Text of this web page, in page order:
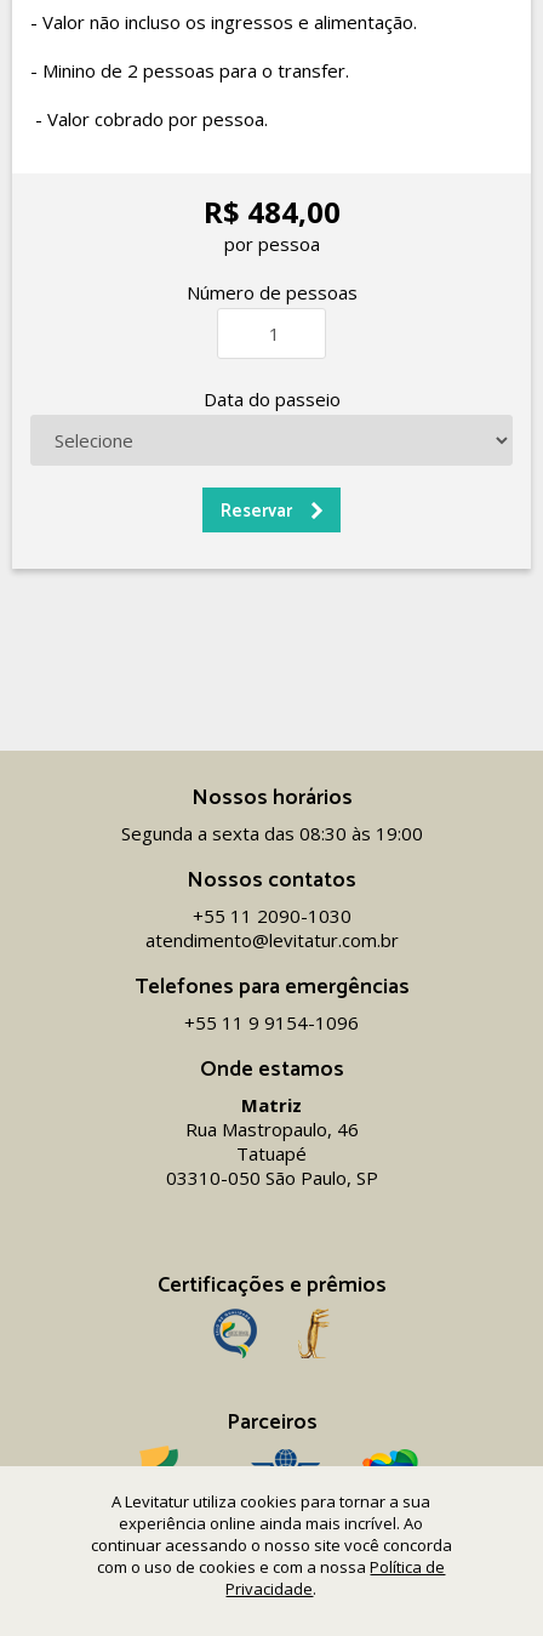
A Levitatur utiliza cookies para tornar a sua
experiência online ainda mais incrível. Ao
continuar acessando o nosso site você concorda
com o uso de cookies e com a nossaPolítica de
Privacidade.
- Valor não incluso os ingressos e alimentação.
- Minino de 2 pessoas para o transfer.
- Valor cobrado por pessoa.
R$ 484,00
por pessoa
Número de pessoas
Data do passeio
Onde estamos
Matriz
Rua Mastropaulo, 46
Tatuapé
03310-050 São Paulo, SP
Certificações e prêmios
Parceiros
Nossos horários
Segunda a sexta das 08:30 às 19:00
Nossos contatos
+55 11 2090-1030
atendimento@levitatur.com.br
Telefones para emergências
+55 11 9 9154-1096‬
Copyright 2016-26 Levitatur Viagens e Turismo Ltda.
CNPJ 08.867.977/0001-12